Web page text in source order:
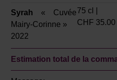
Syrah « Cuvée
Mairy-Corinne »
2022
75 cl |
CHF 35.00
Estimation total de la